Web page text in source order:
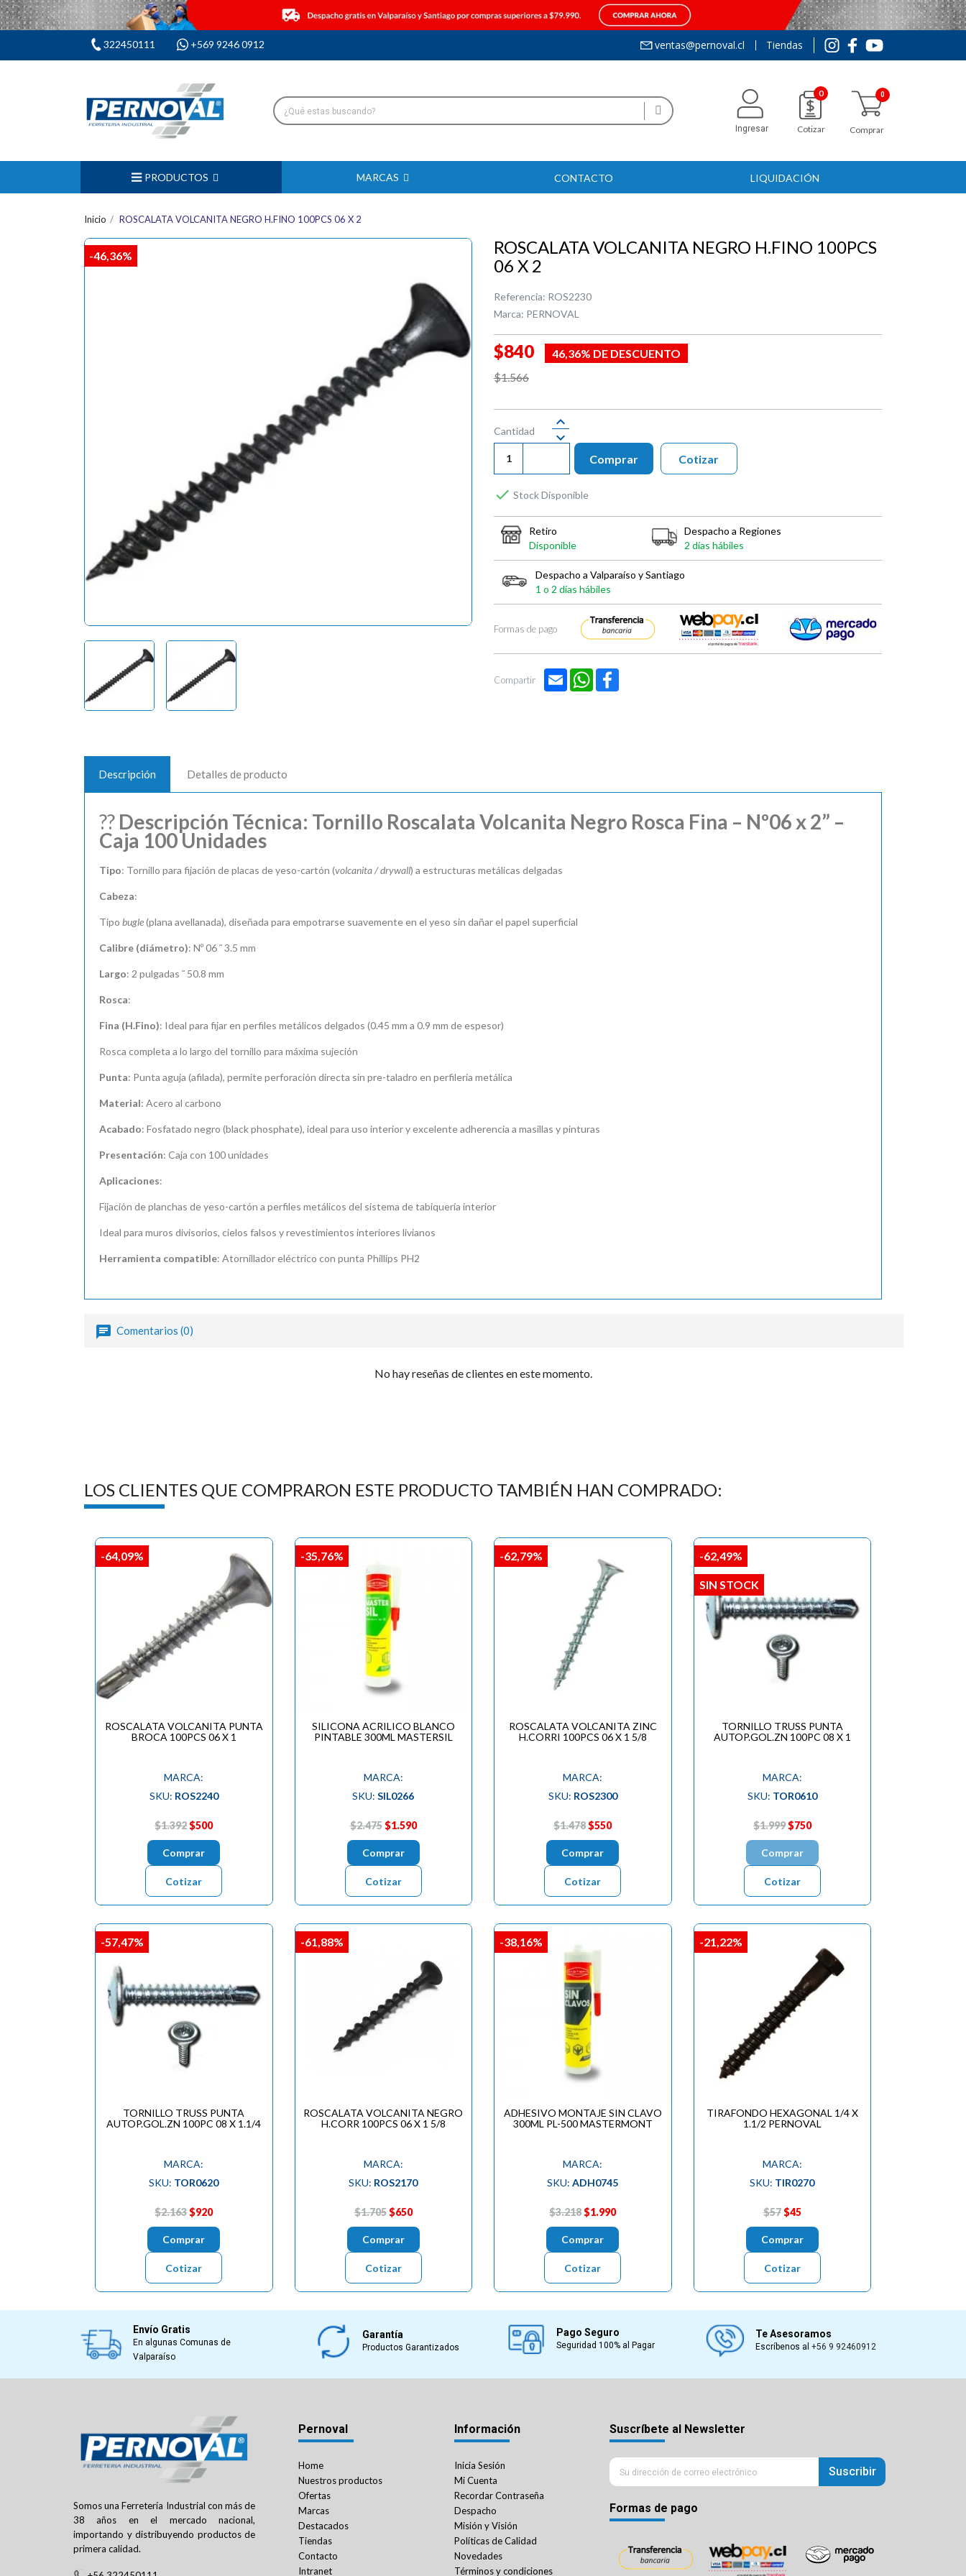
322450111 +569 9246 0912 ventas@pernoval.cl Tiendas
Ingresar
0
Cotizar Comprar
PRODUCTOS MARCAS CONTACTO LIQUIDACIÓN
Inicio ROSCALATA VOLCANITA NEGRO H.FINO 100PCS 06 X 2
-46,36%
ROSCALATA VOLCANITA NEGRO H.FINO 100PCS
06 X 2
Referencia: ROS2230
Marca: PERNOVAL
$840
46,36% DE DESCUENTO
$1.566
Cantidad
Comprar
 Stock Disponible
Cotizar
Retiro
Disponible
Despacho a Regiones
2 días hábiles
Despacho a Valparaíso y Santiago
1 o 2 días hábiles
Formas de pago
Compartir Email WhatsApp
Descripción Detalles de producto
?? Descripción Técnica: Tornillo Roscalata Volcanita Negro Rosca Fina – Nº06 x 2” –
Caja 100 Unidades
Tipo: Tornillo para fijación de placas de yeso-cartón (volcanita / drywall) a estructuras metálicas delgadas
Cabeza:
Tipo bugle(plana avellanada), diseñada para empotrarse suavemente en el yeso sin dañar el papel superficial
Calibre (diámetro): Nº 06 ˜ 3.5 mm
Largo: 2 pulgadas ˜ 50.8 mm
Rosca:
Fina (H.Fino): Ideal para fijar en perfiles metálicos delgados (0.45 mm a 0.9 mm de espesor)
Rosca completa a lo largo del tornillo para máxima sujeción
Punta: Punta aguja (afilada), permite perforación directa sin pre-taladro en perfilería metálica
Material: Acero al carbono
Acabado: Fosfatado negro (black phosphate), ideal para uso interior y excelente adherencia a masillas y pinturas
Presentación: Caja con 100 unidades
Aplicaciones:
Fijación de planchas de yeso-cartón a perfiles metálicos del sistema de tabiquería interior
Ideal para muros divisorios, cielos falsos y revestimientos interiores livianos
Herramienta compatible: Atornillador eléctrico con punta Phillips PH2
Comentarios (0)
No hay reseñas de clientes en este momento.
LOS CLIENTES QUE COMPRARON ESTE PRODUCTO TAMBIÉN HAN COMPRADO:
ROSCALATA VOLCANITA PUNTA
BROCA 100PCS 06 X 1
MARCA:
SKU: ROS2240
$1.392$500
Comprar
Cotizar
-64,09%
SILICONA ACRILICO BLANCO
PINTABLE 300ML MASTERSIL
MARCA:
SKU:SIL0266
$2.475$1.590
Comprar
Cotizar
-35,76%
ROSCALATA VOLCANITA ZINC
H.CORRI 100PCS 06 X 1 5/8
MARCA:
SKU: ROS2300
$1.478$550
Comprar
Cotizar
-62,79%
TORNILLO TRUSS PUNTA
AUTOP.GOL.ZN 100PC 08 X 1
MARCA:
SKU: TOR0610
$1.999$750
Comprar
Cotizar
-62,49%
SIN STOCK
TORNILLO TRUSS PUNTA
AUTOP.GOL.ZN 100PC 08 X 1.1/4
MARCA:
SKU: TOR0620
$2.163$920
Comprar
Cotizar
-57,47%
ROSCALATA VOLCANITA NEGRO
H.CORR 100PCS 06 X 1 5/8
MARCA:
SKU: ROS2170
$1.705$650
Comprar
Cotizar
-61,88%
ADHESIVO MONTAJE SIN CLAVO
300ML PL-500 MASTERMONT
MARCA:
SKU:ADH0745
$3.218$1.990
Comprar
Cotizar
-38,16%
TIRAFONDO HEXAGONAL 1/4 X
1.1/2 PERNOVAL
MARCA:
SKU: TIR0270
$57$45
Comprar
Cotizar
-21,22%
Envío Gratis
En algunas Comunas de
Valparaíso
Garantía
Productos Garantizados
Pago Seguro
Seguridad 100% al Pagar
Te Asesoramos
Escríbenos al+56 9 92460912
Somos una Ferretería Industrial con más de
38 años en el mercado nacional,
importando y distribuyendo productos de
primera calidad.
Pernoval
Home
Nuestros productos
Ofertas
Marcas
Destacados
Tiendas
Contacto
Intranet
Información
Inicia Sesión
Mi Cuenta
Recordar Contraseña
Despacho
Misión y Visión
Políticas de Calidad
Novedades
Términos y condiciones
Suscríbete al Newsletter
Suscribir
Formas de pago